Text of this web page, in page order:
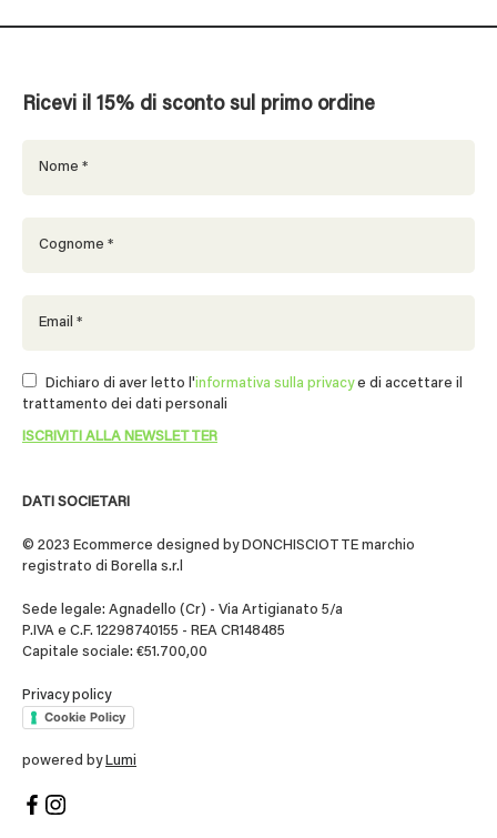
DATI SOCIETARI
© 2023 Ecommerce designed by DONCHISCIOTTE marchio
registrato di Borella s.r.l
Sede legale: Agnadello (Cr) - Via Artigianato 5/a
P.IVA e C.F. 12298740155 - REA CR148485
Capitale sociale: €51.700,00
Privacy policy
Cookie Policy
powered by Lumi
Ricevi il 15% di sconto sul primo ordine
Dichiaro di aver letto l'informativa sulla privacye di accettare il
trattamento dei dati personali